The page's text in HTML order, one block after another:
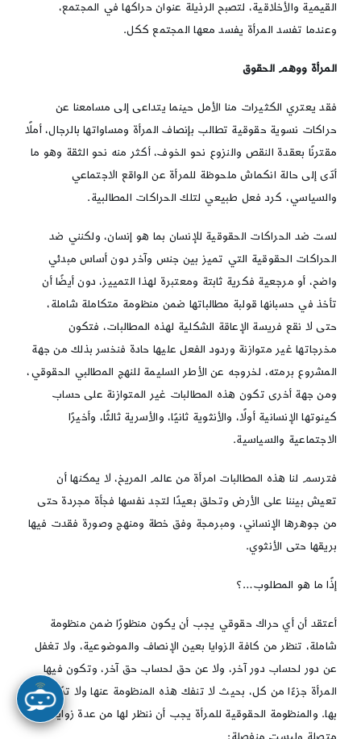
القيمية والأخلاقية، لتصبح الرذيلة عنوان حراكها في المجتمع،
وعندما تفسد المرأة يفسد معها المجتمع ككل.
المرأة ووهم الحقوق
فقد يعتري الكثيرات منا الأمل حينما يتداعى إلى مسامعنا عن
حراكات نسوية حقوقية تطالب بإنصاف المرأة ومساواتها بالرجال، أملًا
مقترنًا بعقدة النقص والنزوع نحو الخوف، أكثر منه نحو الثقة وهو ما
أدّى إلى حالة انكماش ملحوظة للمرأة عن الواقع الاجتماعي
والسياسي، كرد فعل طبيعي لتلك الحراكات المطالبية.
لست ضد الحراكات الحقوقية للإنسان بما هو إنسان، ولكنني ضد
الحراكات الحقوقية التي تميز بين جنس وآخر دون أساس مبدئي
واضح، أو مرجعية فكرية ثابتة ومعتبرة لهذا التمييز، دون أيضًا أن
تأخذ في حسبانها قولبة مطالباتها ضمن منظومة متكاملة شاملة،
حتى لا نقع فريسة الإعاقة الشكلية لهذه المطالبات، فتكون
مخرجاتها غير متوازنة وردود الفعل عليها حادة فنخسر بذلك من جهة
المشروع برمته، لخروجه عن الأطر السليمة للنهج المطالبي الحقوقي،
ومن جهة أخرى تكون هذه المطالبات غير المتوازنة على حساب
كينوتها الإنسانية أولًا، والأنثوية ثانيًا، والأسرية ثالثًا، وأخيرًا
الاجتماعية والسياسية.
فترسم لنا هذه المطالبات امرأة من عالم المريخ، لا يمكنها أن
تعيش بيننا على الأرض وتحلق بعيدًا لتجد نفسها فجأة مجردة حتى
من جوهرها الإنساني، ومبرمجة وفق خطة ومنهج وصورة فقدت فيها
بريقها حتى الأنثوي.
إذًا ما هو المطلوب…؟
أعتقد أن أي حراك حقوقي يجب أن يكون منظورًا ضمن منظومة
شاملة، تنظر من كافة الزوايا بعين الإنصاف والموضوعية، ولا تغفل
عن دور لحساب دور آخر، ولا عن حق لحساب حق آخر، وتكون فيها
المرأة جزءًا من كل، بحيث لا تنفك هذه المنظومة عنها ولا تكتمل إلا
بها. والمنظومة الحقوقية للمرأة يجب أن ننظر لها من عدة زوايا